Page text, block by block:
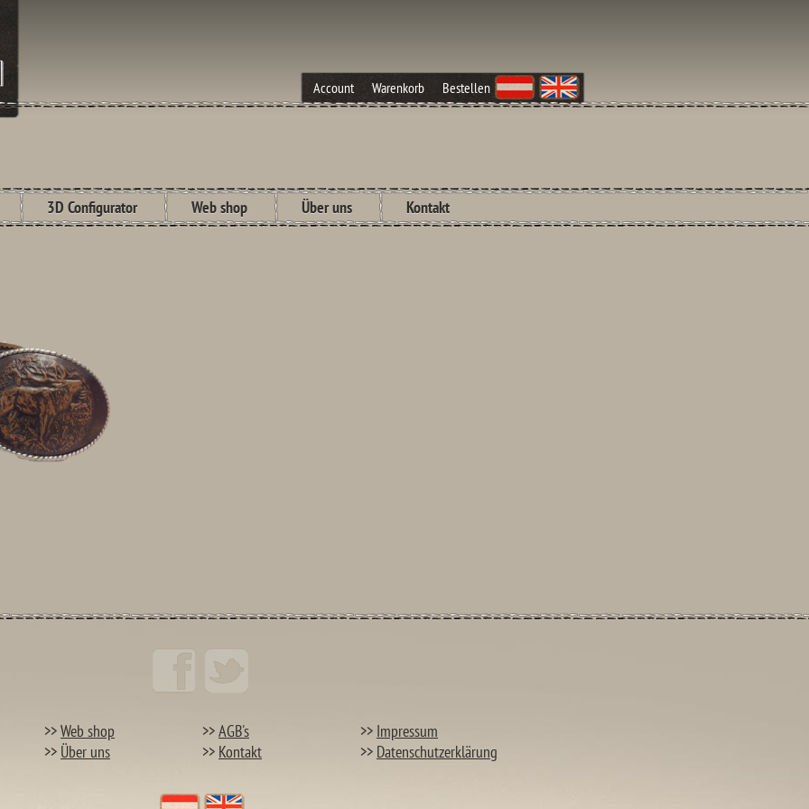
Account Warenkorb Bestellen
3D Configurator Web shop Über uns Kontakt
>>Web shop
>> Über uns
>>AGB's
>> Kontakt
>> Impressum
>> Datenschutzerklärung